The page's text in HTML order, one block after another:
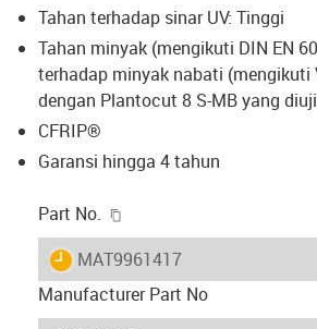
Tahan terhadap sinar UV: Tinggi
Tahan minyak (mengikuti DIN EN
terhadap minyak nabati (mengikuti
dengan Plantocut 8 S-MB yang
CFRIP®
Garansi hingga 4 tahun
Part No.
igus-icon-lieferzeit
MAT9961417
Manufacturer Part No